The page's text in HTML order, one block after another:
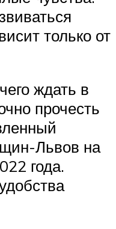
только от
ждать в
прочесть
Львов на
года.